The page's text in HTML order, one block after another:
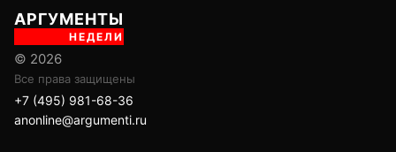
АРГУМЕНТЫ
НЕДЕЛИ
© 2026
Все права защищены
+7 (495) 981-68-36
anonline@argumenti.ru